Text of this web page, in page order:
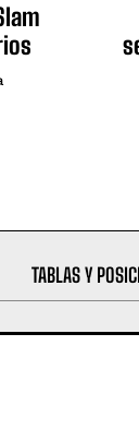
TABLAS Y